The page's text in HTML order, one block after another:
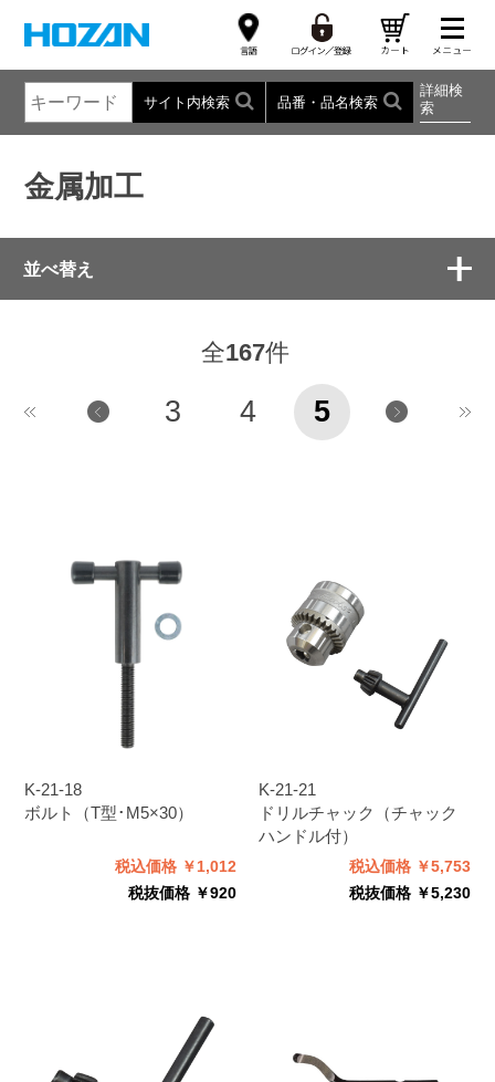
サイト内検索 品番・品名検索
詳細検
索
金属加工
並べ替え
全167件
3 4 5
K-21-18
ボルト（T型･M5×30）
税込価格 ￥1,012
税抜価格 ￥920
K-21-21
ドリルチャック（チャック
ハンドル付）
税込価格 ￥5,753
税抜価格 ￥5,230